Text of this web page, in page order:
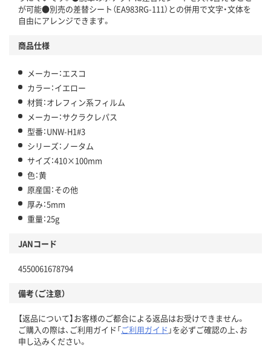
が可能●別売の差替シート（EA983RG-111）との併用で文字・文体を
自由にアレンジできます。
商品仕様
メーカー：エスコ
カラー：イエロー
材質：オレフィン系フィルム
メーカー：サクラクレパス
型番：UNW-H1#3
シリーズ：ノータム
サイズ：410×100mm
色：黄
原産国：その他
厚み：5mm
重量：25g
JANコード
4550061678794
備考（ご注意）
【返品について】お客様のご都合による返品はお受けできません。
ご購入の際は、ご利用ガイド「ご利用ガイド 」を必ずご確認の上、お
申し込みください。